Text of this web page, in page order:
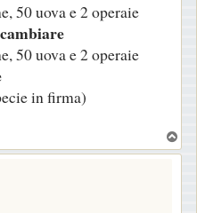
50 uova e 2 operaie
50 uova e 2 operaie
in firma)
o